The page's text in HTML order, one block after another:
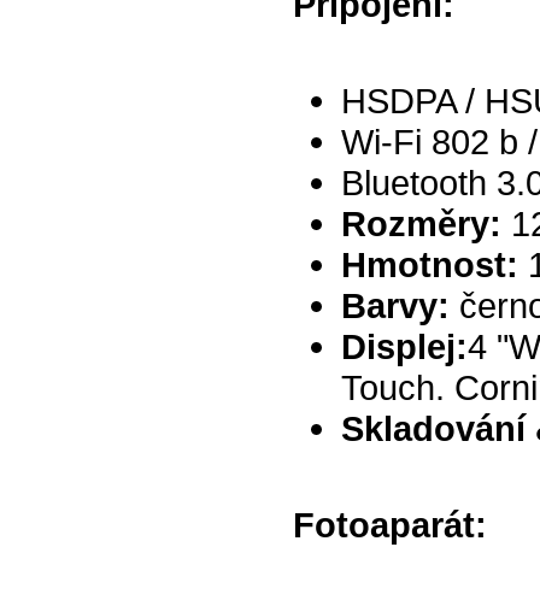
HSDPA /
Wi-Fi 802 b
Bluetooth
Rozměry:
Hmotnost:
Barvy:
Displej:4
Touch.
Skladování
Fotoaparát: